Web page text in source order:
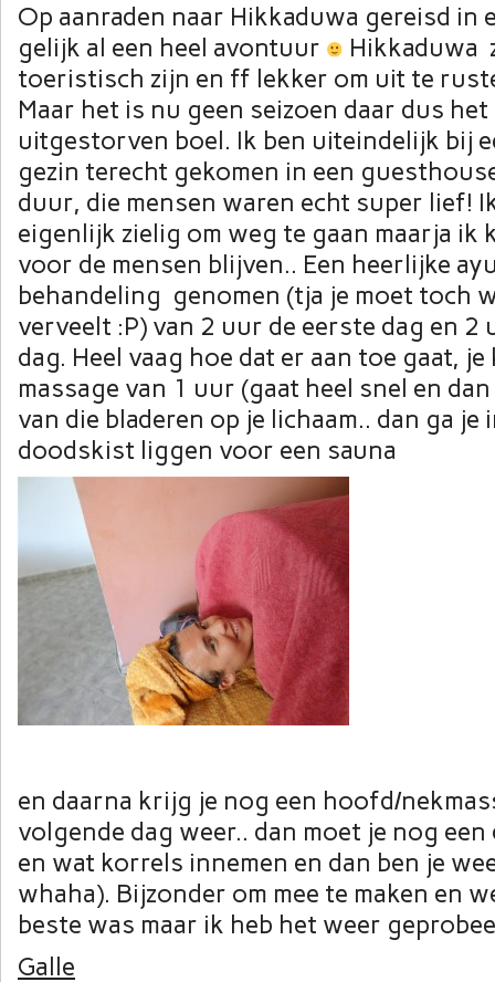
Op aanraden naar Hikkaduwa gereisd in
gelijk al een heel avontuur
Hikkaduwa
toeristisch zijn en ff lekker om uit te
Maar het is nu geen seizoen daar dus het
uitgestorven boel. Ik ben uiteindelijk bij
gezin terecht gekomen in een
duur, die mensen waren echt super lief!
eigenlijk zielig om weg te gaan maarja ik
voor de mensen blijven.. Een heerlijke
behandeling genomen (tja je moet toch
verveelt :P) van 2 uur de eerste dag en 2
dag. Heel vaag hoe dat er aan toe gaat,
massage van 1 uur (gaat heel snel en
van die bladeren op je lichaam.. dan ga je
doodskist liggen voor een sauna
en daarna krijg je nog een hoofd/
volgende dag weer.. dan moet je nog
en wat korrels innemen en dan ben je
whaha). Bijzonder om mee te maken en
beste was maar ik heb het weer
Galle